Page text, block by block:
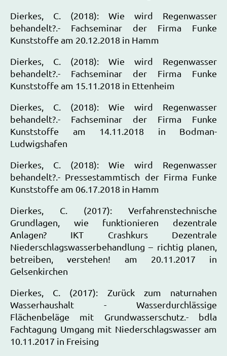
Dierkes, C. (2018): Wie wird Regenwasser
behandelt?.- Fachseminar der Firma Funke
Kunststoffe am 20.12.2018 in Hamm
Dierkes, C. (2018): Wie wird Regenwasser
behandelt?.- Fachseminar der Firma Funke
Kunststoffe am 15.11.2018 in Ettenheim
Dierkes, C. (2018): Wie wird Regenwasser
behandelt?.- Fachseminar der Firma Funke
Kunststoffe am 14.11.2018 in Bodman-
Ludwigshafen
Dierkes, C. (2018): Wie wird Regenwasser
behandelt?.- Pressestammtisch der Firma Funke
Kunststoffe am 06.17.2018 in Hamm
Dierkes, C. (2017): Verfahrenstechnische
Grundlagen, wie funktionieren dezentrale
Anlagen? IKT Crashkurs Dezentrale
Niederschlagswasserbehandlung – richtig planen,
betreiben, verstehen! am 20.11.2017 in
Gelsenkirchen
Dierkes, C. (2017): Zurück zum naturnahen
Wasserhaushalt - Wasserdurchlässige
Flächenbeläge mit Grundwasserschutz.- bdla
Fachtagung Umgang mit Niederschlagswasser am
10.11.2017 in Freising